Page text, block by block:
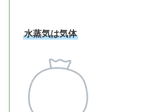
水蒸気は気体